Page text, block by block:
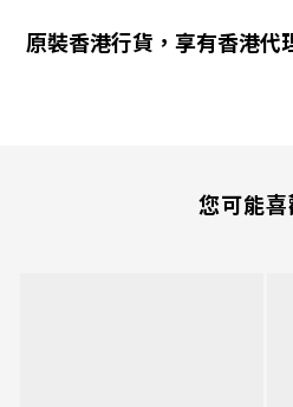
原裝香港行貨，享有香港代
您可能